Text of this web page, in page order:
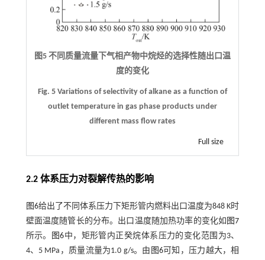
图5 不同质量流量下气相产物中烷烃的选择性随出口温
度的变化
Fig. 5 Variations of selectivity of alkane as a function of
outlet temperature in gas phase products under
different mass flow rates
Full size
2.2 体系压力对裂解传热的影响
图6给出了不同体系压力下矩形管内燃料出口温度为848 K时
壁面温度随管长的分布。出口温度随加热功率的变化如 图7
所示。
图6中，矩形管内正癸烷体系压力的变化范围为3、
4、5 MPa，质量流量为1.0 g/s。由 图6可知，压力越大，相